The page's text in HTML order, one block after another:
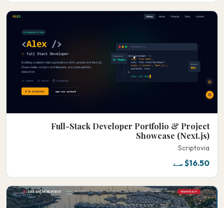
Full-Stack Developer Portfolio & Project
Showcase (Next.js)
Scriptovia
$16.50 سے